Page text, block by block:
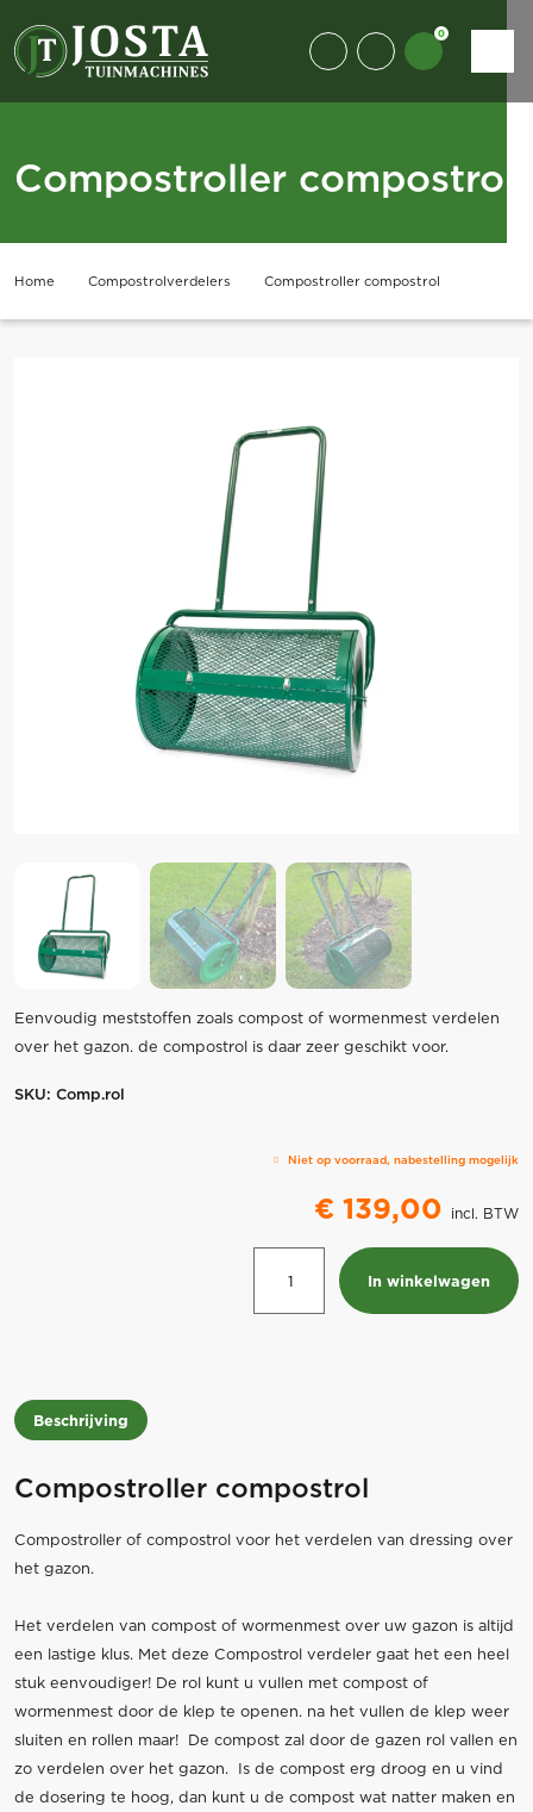
0
Compostroller compostrol
Home Compostrolverdelers Compostroller compostrol
€ 139,00 incl. BTW
Eenvoudig meststoffen zoals compost of wormenmest verdelen
over het gazon. de compostrol is daar zeer geschikt voor.
Niet op voorraad, nabestelling mogelijk
Compostroller
compostrol
aantal
In winkelwagen
SKU: Comp.rol
Beschrijving
Compostroller compostrol
Compostroller of compostrol voor het verdelen van dressing over
het gazon.
Het verdelen van compost of wormenmest over uw gazon is altijd
een lastige klus. Met deze Compostrol verdeler gaat het een heel
stuk eenvoudiger! De rol kunt u vullen met compost of
wormenmest door de klep te openen. na het vullen de klep weer
sluiten en rollen maar! De compost zal door de gazen rol vallen en
zo verdelen over het gazon. Is de compost erg droog en u vind
de dosering te hoog, dan kunt u de compost wat natter maken en